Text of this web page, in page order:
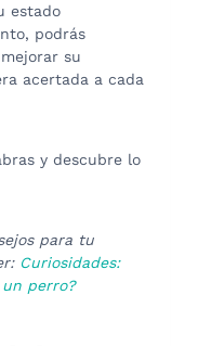
estado
podrás
su
acertada a cada
y descubre lo
para tu
Curiosidades:
perro?